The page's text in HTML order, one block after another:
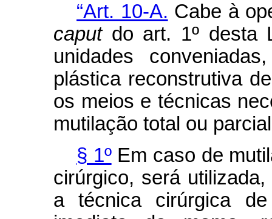
“Art. 10-A. Cabe à
caputdo art. 1º desta
unidades
plástica reconstrutiva
os meios e técnicas
mutilação total ou
§ 1ºEm caso de
cirúrgico, será
a técnica cirúrgica